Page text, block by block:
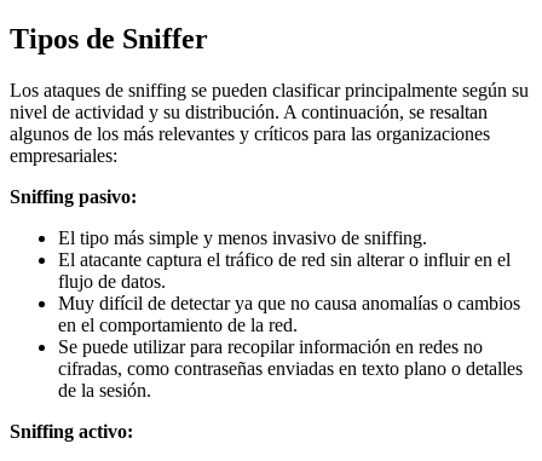
Tipos de Sniffer
Los ataques de sniffing se pueden clasificar principalmente según su
nivel de actividad y su distribución. A continuación, se resaltan
algunos de los más relevantes y críticos para las organizaciones
empresariales:
Sniffing pasivo:
El tipo más simple y menos invasivo de sniffing.
El atacante captura el tráfico de red sin alterar o influir en el
flujo de datos.
Muy difícil de detectar ya que no causa anomalías o cambios
en el comportamiento de la red.
Se puede utilizar para recopilar información en redes no
cifradas, como contraseñas enviadas en texto plano o detalles
de la sesión.
Sniffing activo: